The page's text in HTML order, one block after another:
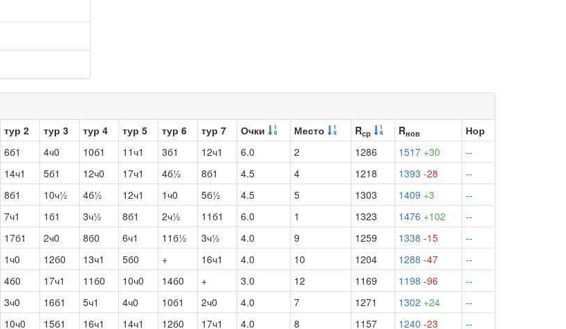
тур 2 тур 3 тур 4 тур 5 тур 6 тур 7 Очки Место Rср Rнов
Нор
6б1 4ч0 10б1 11ч1 3б1 12ч1 6.0 2 1286 1517 +30
--
14ч1 5б1 12ч0 17ч1 4б½ 8б1 4.5 4 1218 1393 -28
--
8б1 10ч½ 4б½ 12ч1 1ч0 5б½ 4.5 5 1303 1409 +3
--
7ч1 1б1 3ч½ 8б1 2ч½ 11б1 6.0 1 1323 1476 +102
--
17б1 2ч0 8б0 6ч1 11б½ 3ч½ 4.0 9 1259 1338 -15
--
1ч0 12б0 13ч1 5б0 + 16ч1 4.0 10 1204 1288 -47
--
4б0 17ч1 11б0 10ч0 14б0 + 3.0 12 1169 1198 -96
--
3ч0 16б1 5ч1 4ч0 10б1 2ч0 4.0 7 1271 1302 +24
--
10ч0 15б1 16ч1 14ч1 12б0 17ч1 4.0 8 1157 1240 -23 --